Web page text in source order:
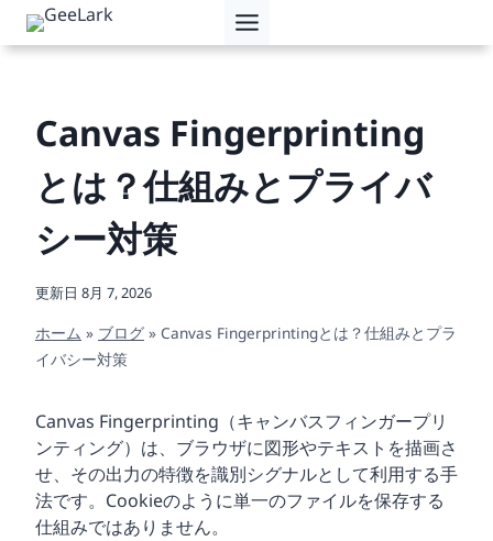
Canvas Fingerprinting
とは？仕組みとプライバ
シー対策
更新日 8月 7, 2026
ホーム » ブログ » Canvas Fingerprintingとは？仕組みとプラ
イバシー対策
Canvas Fingerprinting（キャンバスフィンガープリ
ンティング）は、ブラウザに図形やテキストを描画さ
せ、その出力の特徴を識別シグナルとして利用する手
法です。Cookieのように単一のファイルを保存する
仕組みではありません。